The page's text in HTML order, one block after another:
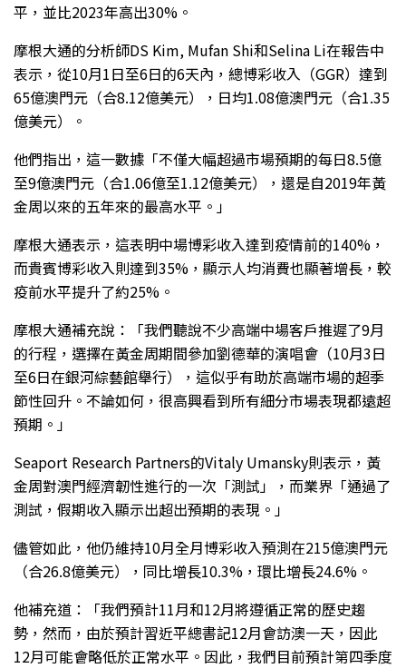
平，並比2023年高出30%。
摩根大通的分析師DS Kim, Mufan Shi和Selina Li在報告中
表示，從10月1日至6日的6天內，總博彩收入（GGR）達到
65億澳門元（合8.12億美元），日均1.08億澳門元（合1.35
億美元）。
他們指出，這一數據「不僅大幅超過市場預期的每日8.5億
至9億澳門元（合1.06億至1.12億美元），還是自2019年黃
金周以來的五年來的最高水平。」
摩根大通表示，這表明中場博彩收入達到疫情前的140%，
而貴賓博彩收入則達到35%，顯示人均消費也顯著增長，較
疫前水平提升了約25%。
摩根大通補充說：「我們聽說不少高端中場客戶推遲了9月
的行程，選擇在黃金周期間參加劉德華的演唱會（10月3日
至6日在銀河綜藝館舉行），這似乎有助於高端市場的超季
節性回升。不論如何，很高興看到所有細分市場表現都遠超
預期。」
Seaport Research Partners的Vitaly Umansky則表示，黃
金周對澳門經濟韌性進行的一次「測試」，而業界「通過了
測試，假期收入顯示出超出預期的表現。」
儘管如此，他仍維持10月全月博彩收入預測在215億澳門元
（合26.8億美元），同比增長10.3%，環比增長24.6%。
他補充道：「我們預計11月和12月將遵循正常的歷史趨
勢，然而，由於預計習近平總書記12月會訪澳一天，因此
12月可能會略低於正常水平。因此，我們目前預計第四季度